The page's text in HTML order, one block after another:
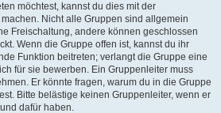
möchtest, kannst du dies mit der
Nicht alle Gruppen sind allgemein
Freischaltung, andere können geschlossen
Wenn die Gruppe offen ist, kannst du ihr
Funktion beitreten; verlangt die Gruppe eine
für sie bewerben. Ein Gruppenleiter muss
Er könnte fragen, warum du in die Gruppe
Bitte belästige keinen Gruppenleiter, wenn er
dafür haben.